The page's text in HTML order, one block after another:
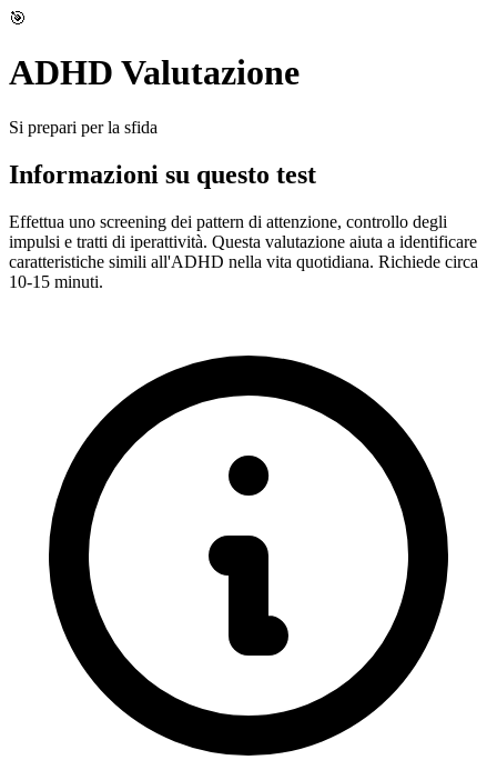
🎯
ADHD Valutazione
Si prepari per la sfida
Informazioni su questo test
Effettua uno screening dei pattern di attenzione, controllo degli
impulsi e tratti di iperattività. Questa valutazione aiuta a identificare
caratteristiche simili all'ADHD nella vita quotidiana. Richiede circa
10-15 minuti.